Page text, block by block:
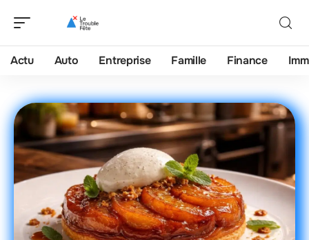
Actu Auto Entreprise Famille Finance